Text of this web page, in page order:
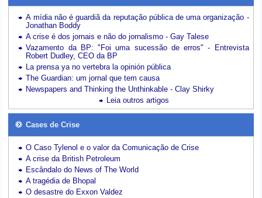
A mídia não é guardiã da reputação pública de uma organização -
Jonathan Boddy
A crise é dos jornais e não do jornalismo - Gay Talese
Vazamento da BP: "Foi uma sucessão de erros" - Entrevista
Robert Dudley, CEO da BP
La prensa ya no vertebra la opinión pública
The Guardian: um jornal que tem causa
Newspapers and Thinking the Unthinkable - Clay Shirky
Leia outros artigos
Cases de Crise
O Caso Tylenol e o valor da Comunicação de Crise
A crise da British Petroleum
Escândalo do News of The World
A tragédia de Bhopal
O desastre do Exxon Valdez